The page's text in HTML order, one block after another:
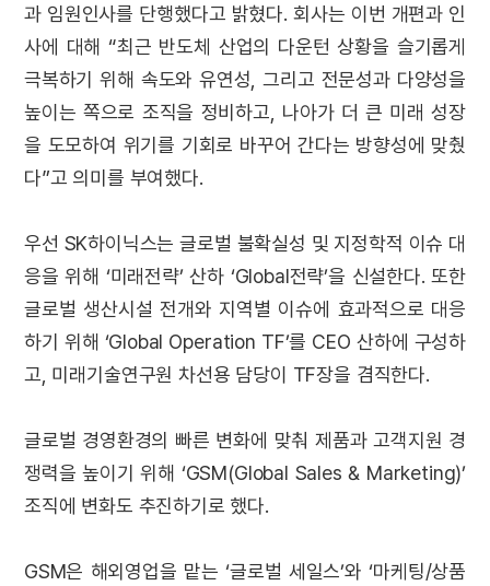
과 임원인사를 단행했다고 밝혔다. 회사는 이번 개편과 인
사에 대해 “최근 반도체 산업의 다운턴 상황을 슬기롭게
극복하기 위해 속도와 유연성, 그리고 전문성과 다양성을
높이는 쪽으로 조직을 정비하고, 나아가 더 큰 미래 성장
을 도모하여 위기를 기회로 바꾸어 간다는 방향성에 맞췄
다”고 의미를 부여했다.
우선 SK하이닉스는 글로벌 불확실성 및 지정학적 이슈 대
응을 위해 ‘미래전략’ 산하 ‘Global전략’을 신설한다. 또한
글로벌 생산시설 전개와 지역별 이슈에 효과적으로 대응
하기 위해 ‘Global Operation TF’를 CEO 산하에 구성하
고, 미래기술연구원 차선용 담당이 TF장을 겸직한다.
글로벌 경영환경의 빠른 변화에 맞춰 제품과 고객지원 경
쟁력을 높이기 위해 ‘GSM(Global Sales & Marketing)’
조직에 변화도 추진하기로 했다.
GSM은 해외영업을 맡는 ‘글로벌 세일스’와 ‘마케팅/상품